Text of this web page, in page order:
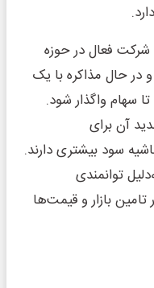
شرکت فعال در حوزه
بوده و در حال مذاکره با یک
سهام واگذار شود.
آن برای
سود بیشتری دارند.
توانمندی
بازار و قیمت‌ها